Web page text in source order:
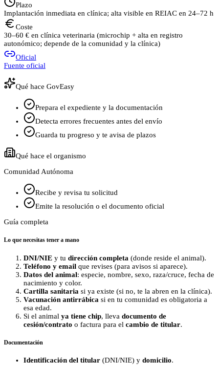
Plazo
Implantación inmediata en clínica; alta visible en REIAC en 24–72 h
Coste
30–60 € en clínica veterinaria (microchip + alta en registro
autonómico; depende de la comunidad y la clínica)
Oficial
Fuente oficial
Qué hace GovEasy
Prepara el expediente y la documentación
Detecta errores frecuentes antes del envío
Guarda tu progreso y te avisa de plazos
Qué hace el organismo
Comunidad Autónoma
Recibe y revisa tu solicitud
Emite la resolución o el documento oficial
Guía completa
Lo que necesitas tener a mano
DNI/NIE y tu dirección completa (donde reside el animal).
Teléfono y email que revises (para avisos si aparece).
Datos del animal: especie, nombre, sexo, raza/cruce, fecha de
nacimiento y color.
Cartilla sanitaria si ya existe (si no, te la abren en la clínica).
Vacunación antirrábica si en tu comunidad es obligatoria a
esa edad.
Si el animal ya tiene chip, lleva documento de
cesión/contrato o factura para el cambio de titular.
Documentación
Identificación del titular (DNI/NIE) y domicilio.